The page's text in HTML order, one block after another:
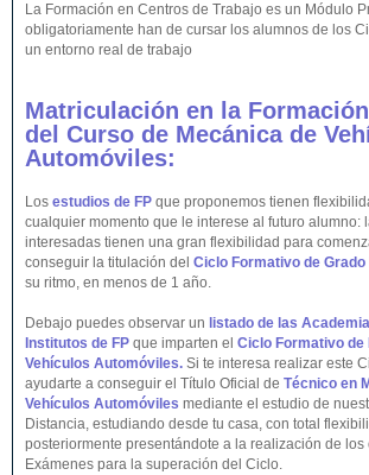
La Formación en Centros de Trabajo es un Módulo
obligatoriamente han de cursar los alumnos de los
un entorno real de trabajo
Matriculación en la
del Curso de Mecánica de
Automóviles:
Los estudios de FP que proponemos tienen
cualquier momento que le interese al futuro alumno:
interesadas tienen una gran flexibilidad para
conseguir la titulación del Ciclo Formativo de Grado
su ritmo, en menos de 1 año.
Debajo puedes observar un listado de las
Institutos de FP que imparten el Ciclo Formativo
Vehículos Automóviles. Si te interesa realizar este
ayudarte a conseguir el Título Oficial de Técnico en
Vehículos Automóviles mediante el estudio de
Distancia, estudiando desde tu casa, con total
posteriormente presentándote a la realización de
Exámenes para la superación del Ciclo.